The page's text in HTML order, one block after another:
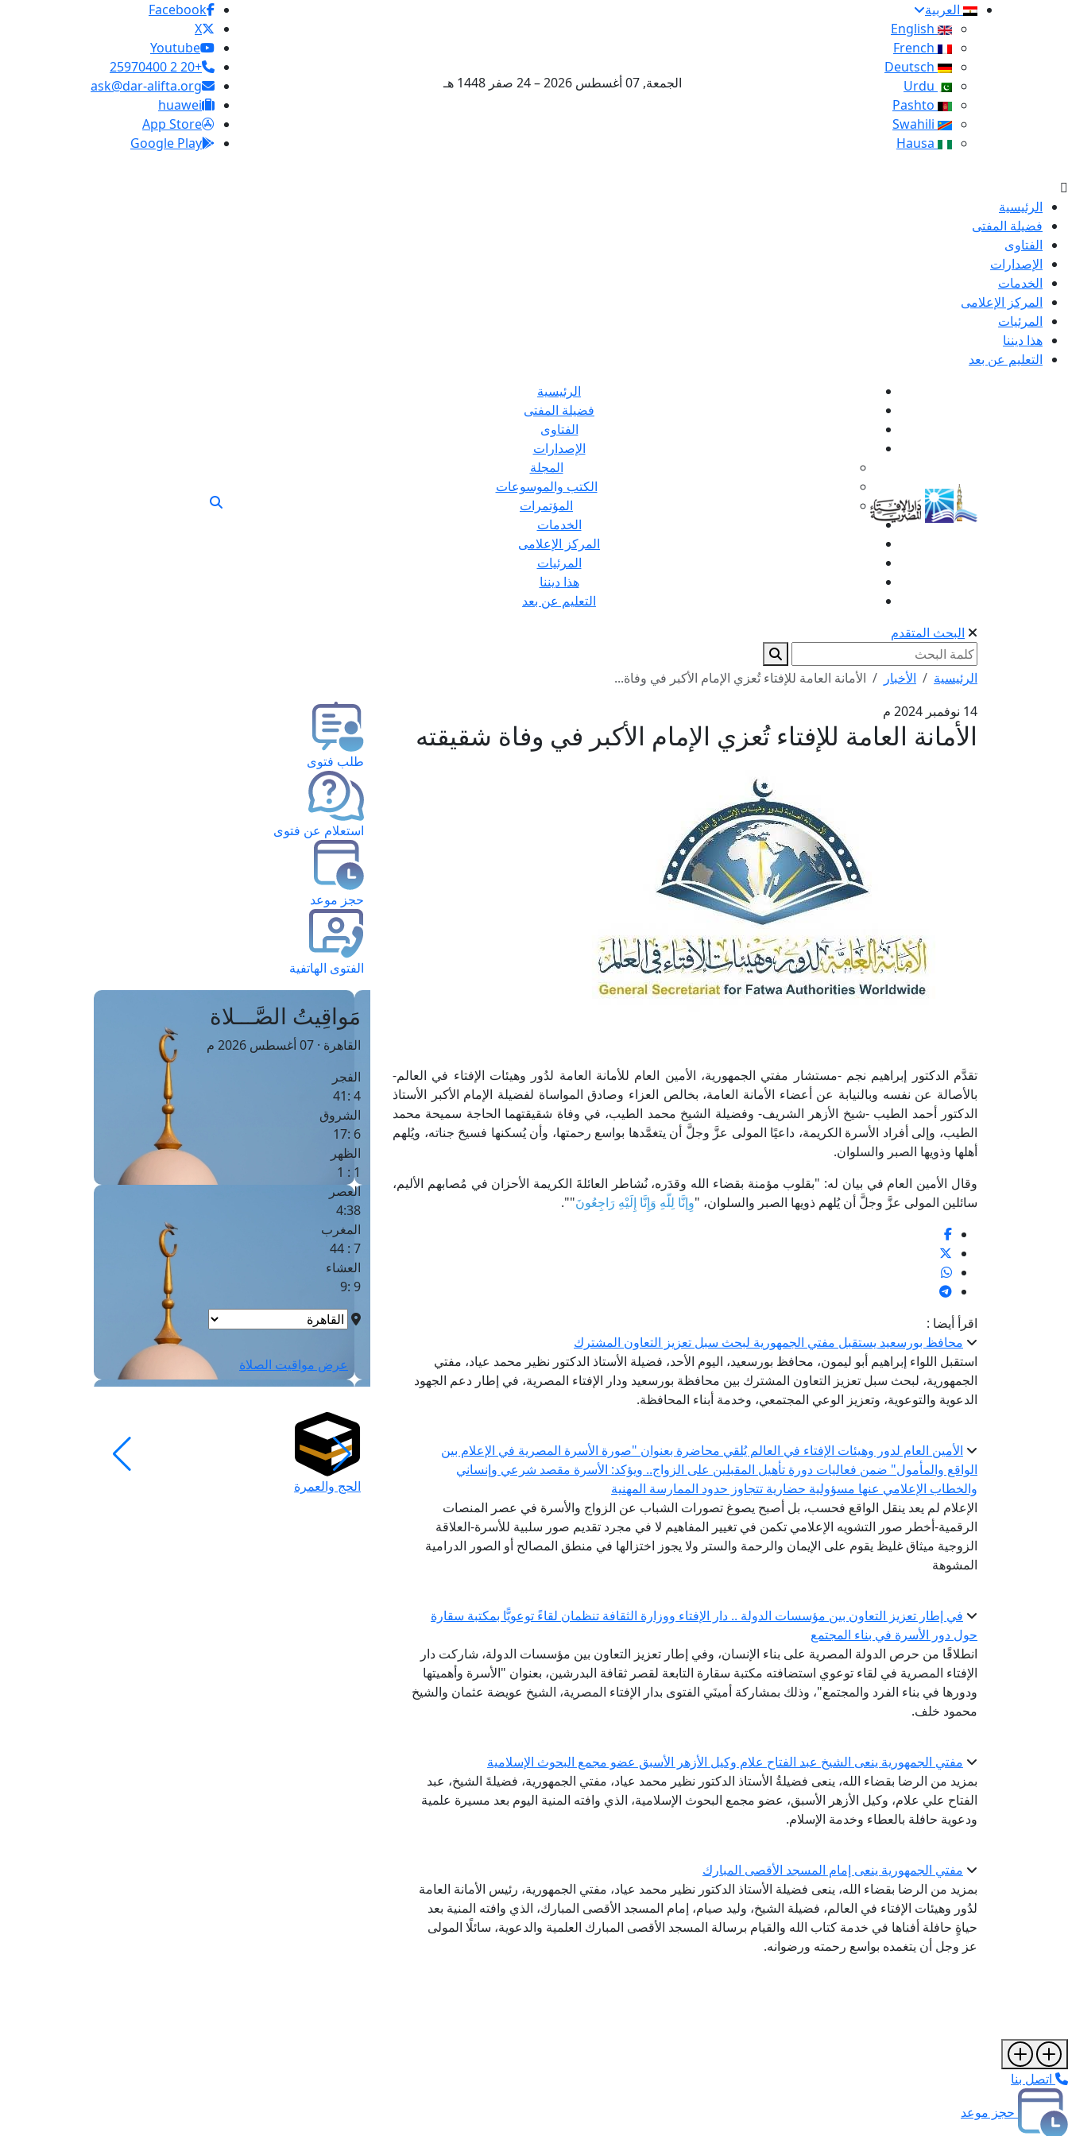
العربية
الجمعة, 07 أغسطس 2026 – 24 صفر 1448 هـ
Facebook
X
Youtube
+20 2 25970400
ask@dar-alifta.org
huawei
App Store
Google Play
الرئيسية
فضيلة المفتى
الفتاوى
الإصدارات
الخدمات
المركز الإعلامى
المرئيات
هذا ديننا
التعليم عن بعد
الرئيسية
فضيلة المفتى
الفتاوى
الإصدارات
المجلة
الكتب والموسوعات
المؤتمرات
الخدمات
المركز الإعلامى
المرئيات
هذا ديننا
التعليم عن بعد
البحث المتقدم
الرئيسية الأخبار
الأمانة العامة للإفتاء تُعزي الإمام الأكبر في وفاة...
14 نوفمبر 2024 م
الأمانة العامة للإفتاء تُعزي الإمام الأكبر في وفاة شقيقته
تقدَّم الدكتور إبراهيم نجم -مستشار مفتي الجمهورية، الأمين العام للأمانة العامة لدُور وهيئات الإفتاء في العالم-
بالأصالة عن نفسه وبالنيابة عن أعضاء الأمانة العامة، بخالص العزاء وصادق المواساة لفضيلة الإمام الأكبر الأستاذ
الدكتور أحمد الطيب -شيخ الأزهر الشريف- وفضيلة الشيخ محمد الطيب، في وفاة شقيقتهما الحاجة سميحة محمد
الطيب، وإلى أفراد الأسرة الكريمة، داعيًا المولى عزَّ وجلَّ أن يتغمَّدها بواسع رحمتها، وأن يُسكنها فسيحَ جناته، ويُلهم
أهلها وذويها الصبر والسلوان.
وقال الأمين العام في بيان له: "بقلوب مؤمنة بقضاء الله وقدَره، نُشاطر العائلةَ الكريمة الأحزان في مُصابهم الأليم،
سائلين المولى عزَّ وجلَّ أن يُلهم ذويها الصبر والسلوان، "وِإنَّا لِلّهِ وَإِنَّا إِلَيْهِ رَاجِعُونَ"".
اقرأ أيضا :
محافظ بورسعيد يستقبل مفتي الجمهورية لبحث سبل تعزيز التعاون المشترك
استقبل اللواء إبراهيم أبو ليمون، محافظ بورسعيد، اليوم الأحد، فضيلة الأستاذ الدكتور نظير محمد عياد، مفتي
الجمهورية، لبحث سبل تعزيز التعاون المشترك بين محافظة بورسعيد ودار الإفتاء المصرية، في إطار دعم الجهود
الدعوية والتوعوية، وتعزيز الوعي المجتمعي، وخدمة أبناء المحافظة.
الأمين العام لدور وهيئات الإفتاء في العالم يُلقي محاضرة بعنوان "صورة الأسرة المصرية في الإعلام بين
الواقع والمأمول" ضمن فعاليات دورة تأهيل المقبلين على الزواج.. ويؤكد: الأسرة مقصد شرعي وإنساني
والخطاب الإعلامي عنها مسؤولية حضارية تتجاوز حدود الممارسة المهنية
الإعلام لم يعد ينقل الواقع فحسب، بل أصبح يصوغ تصورات الشباب عن الزواج والأسرة في عصر المنصات
الرقمية-أخطر صور التشويه الإعلامي تكمن في تغيير المفاهيم لا في مجرد تقديم صور سلبية للأسرة-العلاقة
الزوجية ميثاق غليظ يقوم على الإيمان والرحمة والستر ولا يجوز اختزالها في منطق المصالح أو الصور الدرامية
المشوهة
في إطار تعزيز التعاون بين مؤسسات الدولة .. دار الإفتاء ووزارة الثقافة تنظمان لقاءً توعويًّا بمكتبة سقارة
حول دور الأسرة في بناء المجتمع
انطلاقًا من حرص الدولة المصرية على بناء الإنسان، وفي إطار تعزيز التعاون بين مؤسسات الدولة، شاركت دار
الإفتاء المصرية في لقاء توعوي استضافته مكتبة سقارة التابعة لقصر ثقافة البدرشين، بعنوان "الأسرة وأهميتها
ودورها في بناء الفرد والمجتمع"، وذلك بمشاركة أمينَي الفتوى بدار الإفتاء المصرية، الشيخ عويضة عثمان والشيخ
محمود خلف.
مفتي الجمهورية ينعى الشيخ عبد الفتاح علام وكيل الأزهر الأسبق عضو مجمع البحوث الإسلامية
بمزيد من الرضا بقضاء الله، ينعى فضيلةُ الأستاذ الدكتور نظير محمد عياد، مفتي الجمهورية، فضيلةَ الشيخ، عبد
الفتاح علي علام، وكيل الأزهر الأسبق، عضو مجمع البحوث الإسلامية، الذي وافته المنية اليوم بعد مسيرة علمية
ودعوية حافلة بالعطاء وخدمة الإسلام.
مفتي الجمهورية ينعى إمام المسجد الأقصى المبارك
بمزيد من الرضا بقضاء الله، ينعى فضيلة الأستاذ الدكتور نظير محمد عياد، مفتي الجمهورية، رئيس الأمانة العامة
لدُور وهيئات الإفتاء في العالم، فضيلة الشيخ، وليد صيام، إمام المسجد الأقصى المبارك، الذي وافته المنية بعد
حياةٍ حافلة أفناها في خدمة كتاب الله والقيام برسالة المسجد الأقصى المبارك العلمية والدعوية، سائلًا المولى
عز وجل أن يتغمده بواسع رحمته ورضوانه.
طلب فتوى
استعلام عن فتوى
حجز موعد
الفتوى الهاتفية
مَواقِيتُ الصَّـــلاة
القاهرة · 07 أغسطس 2026 م
الفجر
4 :41
الشروق
6 :17
الظهر
1 : 1
العصر
4:38
المغرب
7 : 44
العشاء
9 :9
عرض مواقيت الصلاة
الحج والعمرة
اتصل بنا
حجز موعد